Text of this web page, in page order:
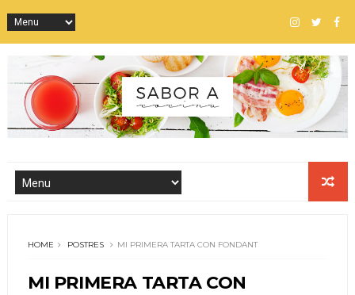
HOME POSTRES MI PRIMERA TARTA CON FONDANT
MI PRIMERA TARTA CON